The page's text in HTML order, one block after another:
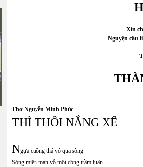
Xin
Nguyện cầu
Thơ Nguyễn Minh Phúc
THÌ THÔI NẮNG XẾ
Ngựa cuồng thả vó qua sông
Sóng miên man vỗ một dòng trầm luân